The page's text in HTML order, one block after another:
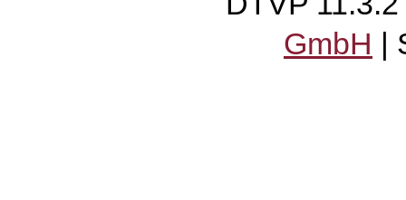
GmbH |